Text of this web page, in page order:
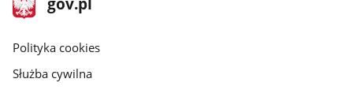
gov.pl
gov.pl
Polityka cookies
Służba cywilna